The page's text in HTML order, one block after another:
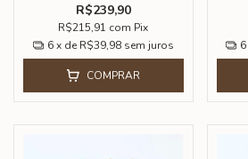
R$239,90
R$215,91 com Pix
6 x de R$39,98 sem juros
COMPRAR
6